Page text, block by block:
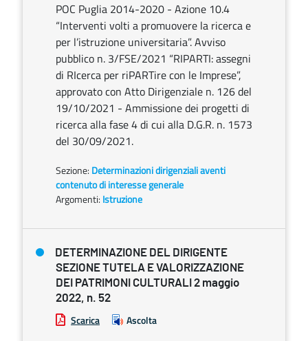
POC Puglia 2014-2020 - Azione 10.4
“Interventi volti a promuovere la ricerca e
per l’istruzione universitaria”. Avviso
pubblico n. 3/FSE/2021 “RIPARTI: assegni
di RIcerca per riPARTire con le Imprese”,
approvato con Atto Dirigenziale n. 126 del
19/10/2021 - Ammissione dei progetti di
ricerca alla fase 4 di cui alla D.G.R. n. 1573
del 30/09/2021.
Sezione: Determinazioni dirigenziali aventi
contenuto di interesse generale
Argomenti: Istruzione
DETERMINAZIONE DEL DIRIGENTE
SEZIONE TUTELA E VALORIZZAZIONE
DEI PATRIMONI CULTURALI 2 maggio
2022, n. 52
Scarica Ascolta